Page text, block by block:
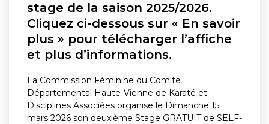
stage de la saison 2025/2026.
Cliquez ci-dessous sur « En savoir
plus » pour télécharger l’affiche
et plus d’informations.
La Commission Féminine du Comité
Départemental Haute-Vienne de Karaté et
Disciplines Associées organise le Dimanche 15
mars 2026 son deuxième Stage GRATUIT de SELF-